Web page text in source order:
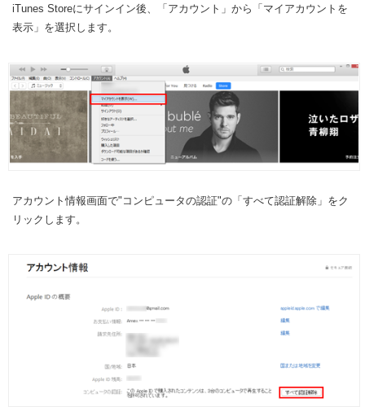
iTunes Storeにサインイン後、「アカウント」から「マイアカウントを
表示」を選択します。
アカウント情報画面で"コンピュータの認証"の「すべて認証解除」をク
リックします。